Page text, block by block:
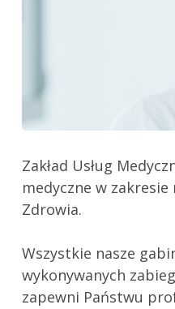
Zakład Usług
medyczne w
Zdrowia.
Wszystkie nasze
wykonywanych
zapewni Państwu